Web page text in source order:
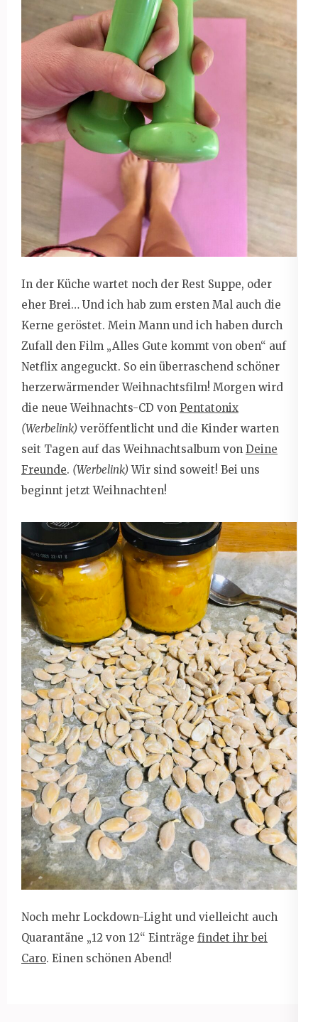
In der Küche wartet noch der Rest Suppe, oder
eher Brei… Und ich hab zum ersten Mal auch die
Kerne geröstet. Mein Mann und ich haben durch
Zufall den Film „Alles Gute kommt von oben“ auf
Netflix angeguckt. So ein überraschend schöner
herzerwärmender Weihnachtsfilm! Morgen wird
die neue Weihnachts-CD von Pentatonix
(Werbelink) veröffentlicht und die Kinder warten
seit Tagen auf das Weihnachtsalbum von Deine
Freunde. (Werbelink)Wir sind soweit! Bei uns
beginnt jetzt Weihnachten!
Noch mehr Lockdown-Light und vielleicht auch
Quarantäne „12 von 12“ Einträge findet ihr bei
Caro. Einen schönen Abend!